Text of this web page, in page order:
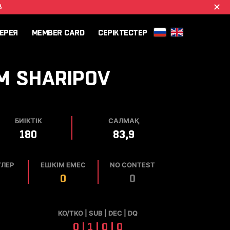
MEMBER CARD СЕРІКТЕСТЕР
SHARIPOV
БИІКТІК
180
САЛМАҚ
83,9
ЕШКІМ ЕМЕС
0
NO CONTEST
0
КО/TKO | SUB | DEC | DQ
0 | 1 | 0 | 0